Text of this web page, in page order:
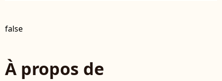
false
À propos de